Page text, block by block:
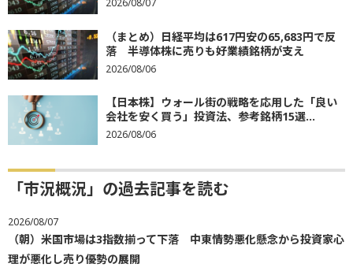
2026/08/07
（まとめ）日経平均は617円安の65,683円で反
落 半導体株に売りも好業績銘柄が支え
2026/08/06
【日本株】ウォール街の戦略を応用した「良い
会社を安く買う」投資法、参考銘柄15選...
2026/08/06
「市況概況」の過去記事を読む
2026/08/07
（朝）米国市場は3指数揃って下落 中東情勢悪化懸念から投資家心
理が悪化し売り優勢の展開